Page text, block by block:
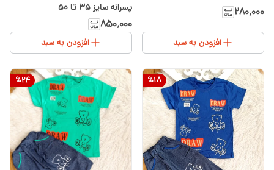
۲۸۰٬۰۰۰
افزودن به سبد
پسرانه سایز ۳۵ تا ۵۰
۸۵۰٬۰۰۰
افزودن به سبد
%18
%24